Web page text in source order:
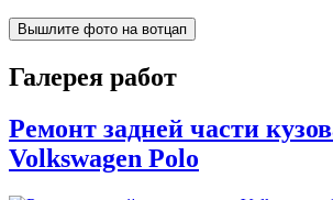
Вышлите фото на вотцап
Галерея работ
Ремонт задней части
Volkswagen Polo